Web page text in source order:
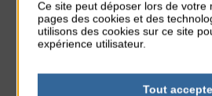
du 9 Août au 9 Août
Place du Général de Gaulle
du 9 Août au 9 Août
Ce site peut déposer lors de votre
pages des cookies et des
utilisons des cookies sur ce site
expérience utilisateur.
Tout